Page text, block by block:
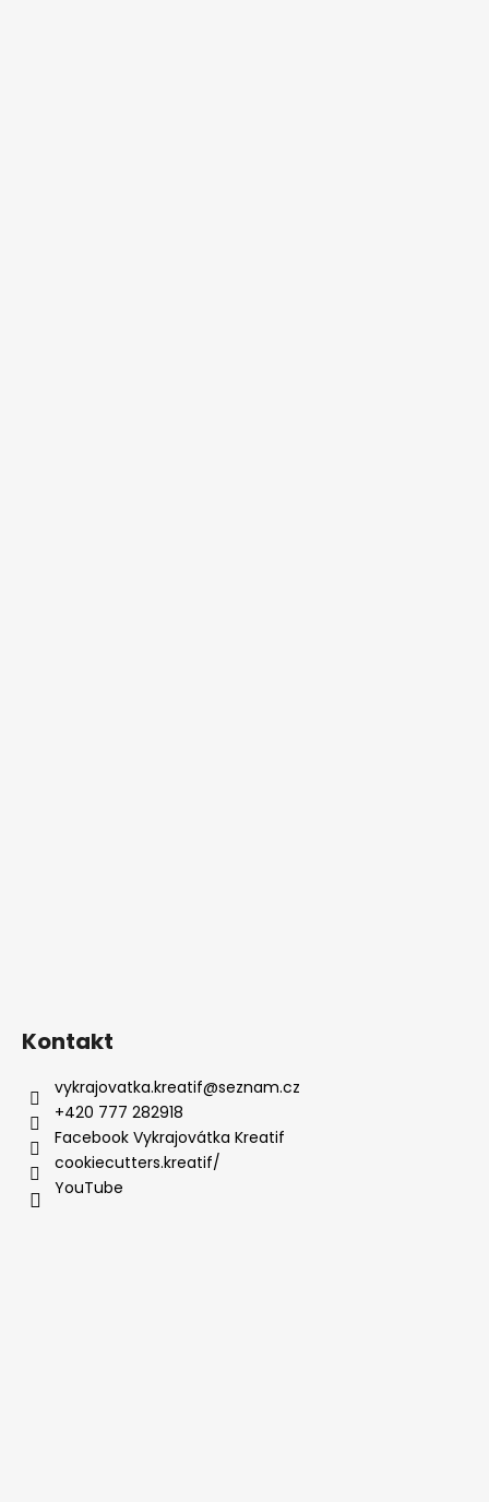
Kontakt
vykrajovatka.kreatif@seznam.cz
+420 777 282918
Facebook Vykrajovátka Kreatif
cookiecutters.kreatif/
YouTube